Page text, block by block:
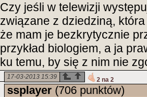
Czy jeśli w telewizji
związane z dziedziną,
że mam je bezkrytycznie
przykład biologiem, a ja
ku temu, by się z nim nie
17-03-2013 15:39 2 na 2
ssplayer (706 punktów)